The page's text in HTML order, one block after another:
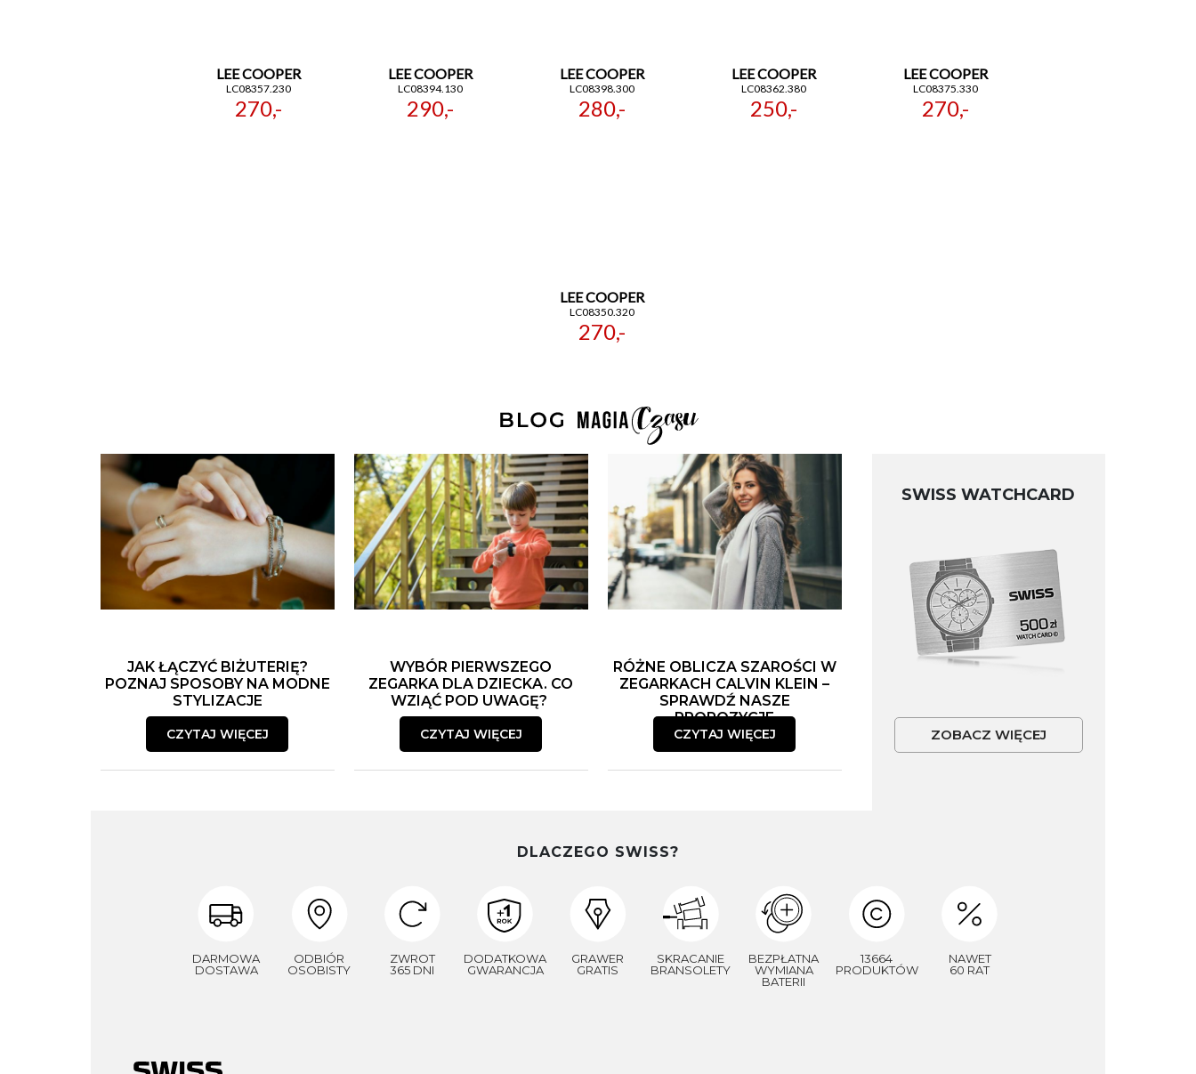
LEE COOPER
LC08357.230
270,-
LEE COOPER
LC08394.130
290,-
LEE COOPER
LC08398.300
280,-
LEE COOPER
LC08362.380
250,-
LEE COOPER
LC08375.330
270,-
LEE COOPER
LC08350.320
270,-
JAK ŁĄCZYĆ BIŻUTERIĘ?
POZNAJ SPOSOBY NA MODNE
STYLIZACJE
CZYTAJ WIĘCEJ
WYBÓR PIERWSZEGO
ZEGARKA DLA DZIECKA. CO
WZIĄĆ POD UWAGĘ?
CZYTAJ WIĘCEJ
RÓŻNE OBLICZA SZAROŚCI W
ZEGARKACH CALVIN KLEIN –
SPRAWDŹ NASZE
PROPOZYCJE
CZYTAJ WIĘCEJ
SWISS WATCHCARD
ZOBACZ WIĘCEJ
DLACZEGO SWISS?
DARMOWA
DOSTAWA
ODBIÓR
OSOBISTY
ZWROT
365 DNI
DODATKOWA
GWARANCJA
GRAWER
GRATIS
SKRACANIE
BRANSOLETY
BEZPŁATNA
WYMIANA
BATERII
13664
PRODUKTÓW
NAWET
60 RAT